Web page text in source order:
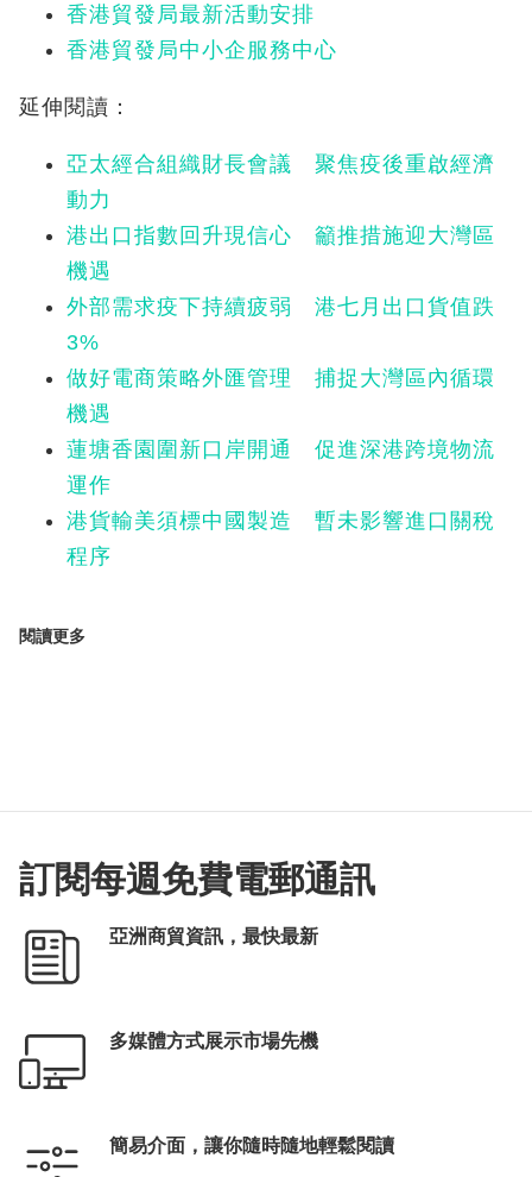
香港貿發局最新活動安排
香港貿發局中小企服務中心
延伸閱讀：
亞太經合組織財長會議 聚焦疫後重啟經濟
動力
港出口指數回升現信心 籲推措施迎大灣區
機遇
外部需求疫下持續疲弱 港七月出口貨值跌
3%
做好電商策略外匯管理 捕捉大灣區內循環
機遇
蓮塘香園圍新口岸開通 促進深港跨境物流
運作
港貨輸美須標中國製造 暫未影響進口關稅
程序
閱讀更多
訂閱每週免費電郵通訊
亞洲商貿資訊，最快最新
多媒體方式展示市場先機
簡易介面，讓你隨時隨地輕鬆閱讀